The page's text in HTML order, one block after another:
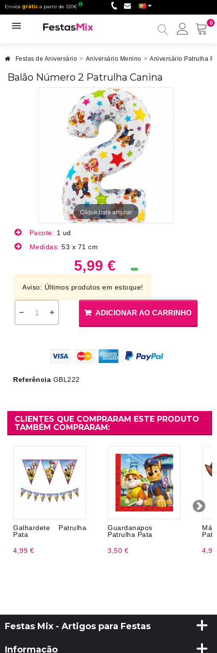
Envios grátis a partir de 120€
0
Minha
Festas de Aniversário > Aniversário Menino > Aniversário Patrulha
Balão Número 2 Patrulha Canina
Clique para ampliar
Pacote: 1 ud
Medidas: 53 x 71 cm
5,99 €
Aviso: Últimos produtos em estoque!
ADICIONAR AO CARRINHO
Referência GBL222
CLIENTES QUE COMPRARAM ESTE PRODUTO
TAMBÉM COMPRARAM:
Galhardete Patrulha
Pata
4,99 €
Guardanapos
Patrulha Pata
3,50 €
Pata
Festas Mix - Artigos para Festas
Informação